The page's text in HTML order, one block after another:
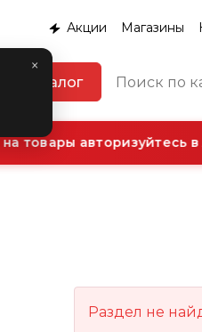
×
Акции Магазины
Каталог
товары авторизуйтесь в
Раздел не